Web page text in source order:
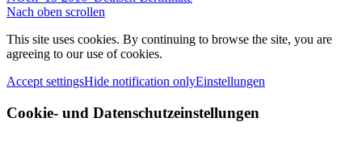
Nach oben scrollen
This site uses cookies. By continuing to browse the site, you are
agreeing to our use of cookies.
Accept settingsHide notification onlyEinstellungen
Cookie- und Datenschutzeinstellungen